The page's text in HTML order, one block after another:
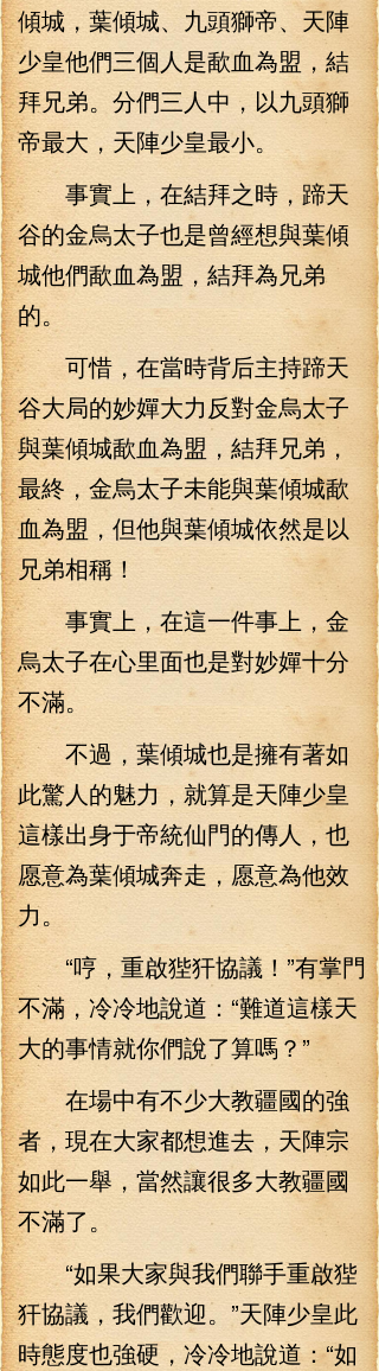
傾城，葉傾城、九頭獅帝、天陣
少皇他們三個人是歃血為盟，結
拜兄弟。分們三人中，以九頭獅
帝最大，天陣少皇最小。
事實上，在結拜之時，蹄天
谷的金烏太子也是曾經想與葉傾
城他們歃血為盟，結拜為兄弟
的。
可惜，在當時背后主持蹄天
谷大局的妙嬋大力反對金烏太子
與葉傾城歃血為盟，結拜兄弟，
最終，金烏太子未能與葉傾城歃
血為盟，但他與葉傾城依然是以
兄弟相稱！
事實上，在這一件事上，金
烏太子在心里面也是對妙嬋十分
不滿。
不過，葉傾城也是擁有著如
此驚人的魅力，就算是天陣少皇
這樣出身于帝統仙門的傳人，也
愿意為葉傾城奔走，愿意為他效
力。
“哼，重啟狴犴協議！”有掌門
不滿，冷冷地說道：“難道這樣天
大的事情就你們說了算嗎？”
在場中有不少大教疆國的強
者，現在大家都想進去，天陣宗
如此一舉，當然讓很多大教疆國
不滿了。
“如果大家與我們聯手重啟狴
犴協議，我們歡迎。”天陣少皇此
時態度也強硬，冷冷地說道：“如